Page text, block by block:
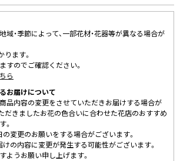
域・季節によって、一部花材・花器等が異なる場合が
ます。
すのでご確認ください。
ら
お届けについて
商品内容の変更をさせていただきお届けする場合が
だきましたお花の色合いに合わせた花店のおすすめ
。
の変更のお願いをする場合がございます。
けの内容に変更が発生する可能性がございます。
ようお願い申し上げます。